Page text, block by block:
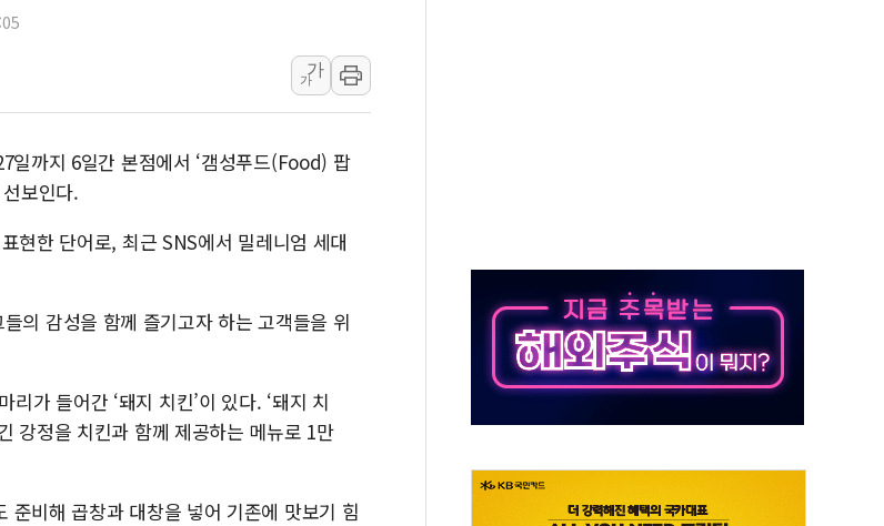
[AI MY 뉴스] 뉴욕 반도체주 프리뷰...美 고용 쇼크에 반도체주 '활짝'
욕증시 프리뷰, 美 고용 쇼크에 금리 인상 우려 후퇴…나스닥 선물 1%대 상승
진] 이슬람 수니파 3개국, 공동방위협정 체결
욕증시 개장 전 특징주...아틀라시안·클라우드플레어·태양광주↑ VS 트레이드데스크·웬디스↓
보훈부, 미 DPAA와 MOU… "6·25 미군 실종자 7359명 끝까지 찾겠다"
정 정치인 측근 포항시 정책특보 내정설...포항시 '시끌'
李 대통령, '6시간 마라톤 부동산 2차 회의' 주재… "전폭적 공급 확대·속도전 총력"
트럼프, 中 겨냥 폴리실리콘 관세 15% 부과…美 태양광주 급등
가
가
까지 6일간 본점에서 ‘갬성푸드(Food) 팝
보인다.
현한 단어로, 최근 SNS에서 밀레니엄 세대
의 감성을 함께 즐기고자 하는 고객들을 위
가 들어간 ‘돼지 치킨’이 있다. ‘돼지 치
강정을 치킨과 함께 제공하는 메뉴로 1만
준비해 곱창과 대창을 넣어 기존에 맛보기 힘